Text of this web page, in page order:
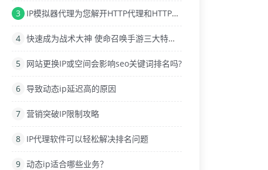
3 IP模拟器代理为您解开HTTP代理和HTTPS代理
4 快速成为战术大神 使命召唤手游三大特殊手雷攻
5 网站更换IP或空间会影响seo关键词排名吗?
6 导致动态ip延迟高的原因
7 营销突破IP限制攻略
8 IP代理软件可以轻松解决排名问题
9 动态ip适合哪些业务？